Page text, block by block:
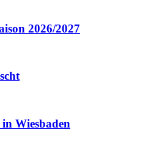
2026/2027
Wiesbaden